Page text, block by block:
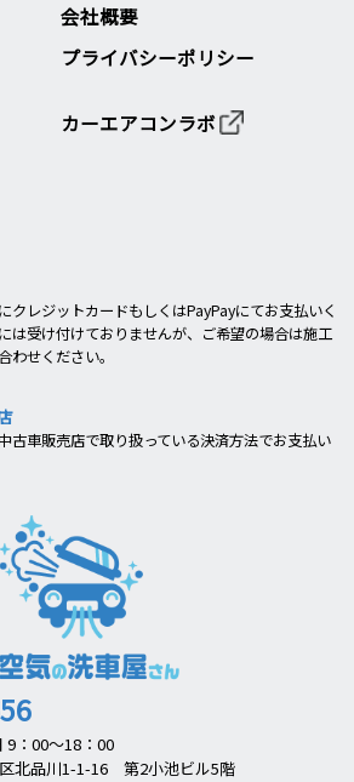
会社概要
プライバシーポリシー
カーエアコンラボ
クレジットカードもしくはPayPayにてお支払いく
は受け付けておりませんが、ご希望の場合は施工
わせください。
古車販売店で取り扱っている決済方法でお支払い
9：00～18：00
北品川1-1-16 第2小池ビル5階